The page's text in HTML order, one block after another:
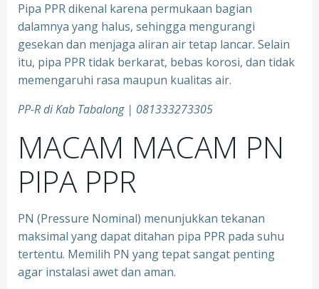
Pipa PPR dikenal karena permukaan bagian
dalamnya yang halus, sehingga mengurangi
gesekan dan menjaga aliran air tetap lancar. Selain
itu, pipa PPR tidak berkarat, bebas korosi, dan tidak
memengaruhi rasa maupun kualitas air.
PP-R di Kab Tabalong | 081333273305
MACAM MACAM PN
PIPA PPR
PN (Pressure Nominal) menunjukkan tekanan
maksimal yang dapat ditahan pipa PPR pada suhu
tertentu. Memilih PN yang tepat sangat penting
agar instalasi awet dan aman.